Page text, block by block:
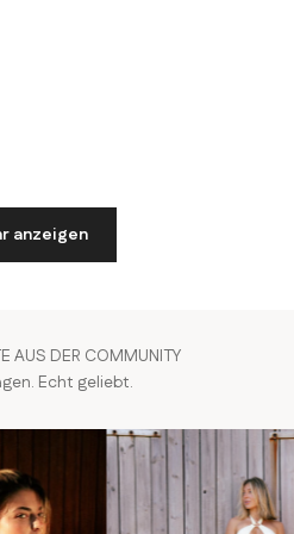
anzeigen
AUS DER COMMUNITY
Echt geliebt.